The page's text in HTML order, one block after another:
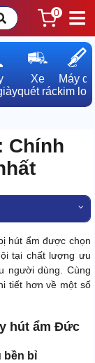
0
Xe
quét rác
Máy dò
kim loại
Chính
hút ẩm được chọn
tại chất lượng ưu
người dùng. Cùng
tiết hơn về một số
hút ẩm Đức
bền bỉ